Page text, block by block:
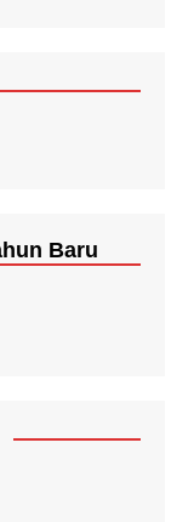
Baru